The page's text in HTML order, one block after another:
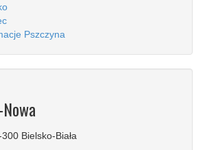
Pszczyna
Bielsko-Biała